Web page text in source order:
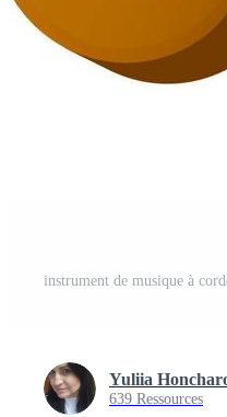
Yuliia
639 Ressources